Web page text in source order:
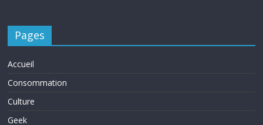
Pages
Accueil
Consommation
Culture
Geek